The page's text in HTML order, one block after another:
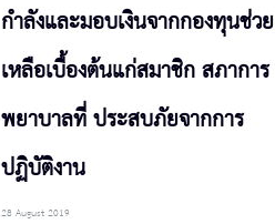
กำลังและมอบเงินจากกองทุนช่วย
เหลือเบื้องต้นแก่สมาชิก สภาการ
พยาบาลที่ ประสบภัยจากการ
ปฏิบัติงาน
28 August 2019